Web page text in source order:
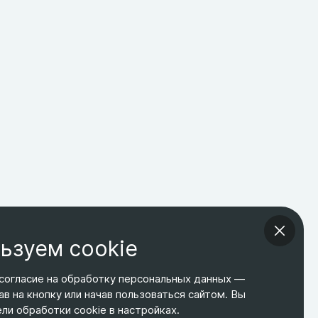
ТЕЛЕФОН
+7 495 266-65-67
ЭЛ. ПОЧТА
shop@relines.ru
АДРЕС
Москва, Гаражная 8
cookie
на обработку персональных данных —
на кнопку или начав пользоваться сайтом. Вы
обработки cookie в настройках.